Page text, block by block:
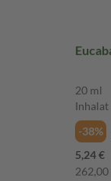
20 ml
Inhalat
-38%
5,24 €
262,00